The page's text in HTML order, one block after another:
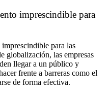
imprescindible para
para las
globalización, las empresas
llegar a un público y
frente a barreras como el
de forma efectiva.